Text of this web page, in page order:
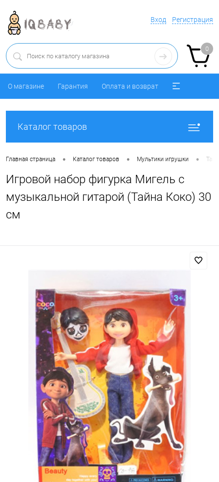
Вход Регистрация
0
О магазине Гарантия Оплата и возврат
Каталог товаров
Главная страница • Каталог товаров • Мультики игрушки •
Игровой набор фигурка Мигель с
музыкальной гитарой (Тайна Коко) 30
см